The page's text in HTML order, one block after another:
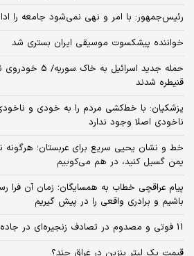
رئیس‌جمهور: با امر و نهی نمی‌شود جامعه را
خواننده پیشکسوت موسیقی ایران بستری شد
حمله جدید
قنیطره شدند
پزشکیان: با خط‌کشی مردم را به خودی و
ناخودی اصلا وجود ندارد
خط و نشان یحیی سریع برای عربستان؛ هرگونه
یمن گسیل کنید، در هم می‌کوبیم
پیام عراقچی خطاب به همسایگان؛ زمان آن
باشیم و برادری واقعی را در پیش گیریم
11 فوتی و مصدوم در تصادف زنجیره‌ای در جاده سلماس - ارومیه + جزئیات